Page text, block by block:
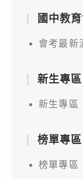
國中教
會考最新
新生專區
新生專區
榜單專區
榜單專區